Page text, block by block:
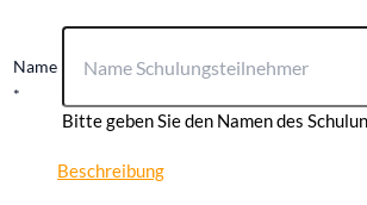
Name
*
Bitte geben Sie den Namen des
Beschreibung